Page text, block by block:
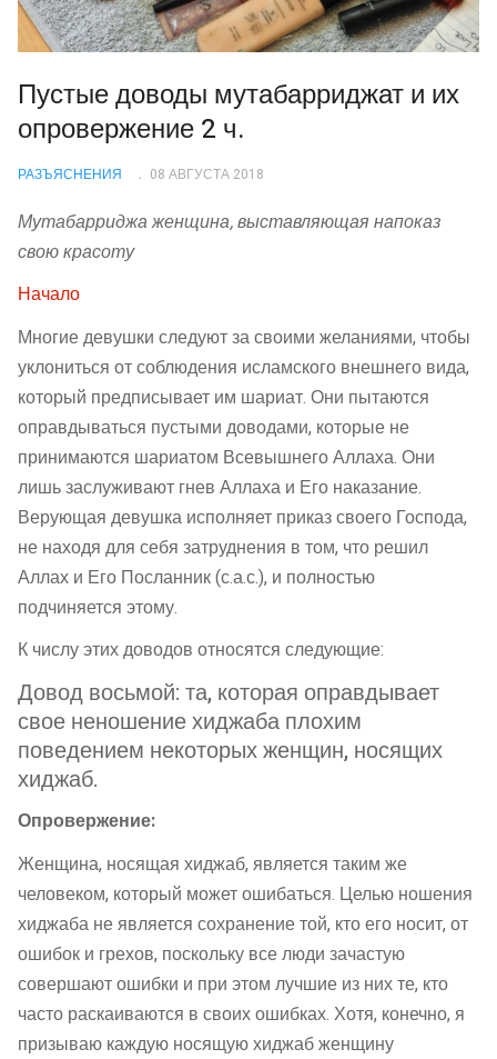
Пустые доводы мутабарриджат и их
опровержение 2 ч.
РАЗЪЯСНЕНИЯ 08 АВГУСТА 2018
Мутабарриджа женщина, выставляющая напоказ
свою красоту
Начало
Многие девушки следуют за своими желаниями, чтобы
уклониться от соблюдения исламского внешнего вида,
который предписывает им шариат. Они пытаются
оправдываться пустыми доводами, которые не
принимаются шариатом Всевышнего Аллаха. Они
лишь заслуживают гнев Аллаха и Его наказание.
Верующая девушка исполняет приказ своего Господа,
не находя для себя затруднения в том, что решил
Аллах и Его Посланник (с.а.с.), и полностью
подчиняется этому.
К числу этих доводов относятся следующие:
Довод восьмой: та, которая оправдывает
свое неношение хиджаба плохим
поведением некоторых женщин, носящих
хиджаб.
Опровержение:
Женщина, носящая хиджаб, является таким же
человеком, который может ошибаться. Целью ношения
хиджаба не является сохранение той, кто его носит, от
ошибок и грехов, поскольку все люди зачастую
совершают ошибки и при этом лучшие из них те, кто
часто раскаиваются в своих ошибках. Хотя, конечно, я
призываю каждую носящую хиджаб женщину